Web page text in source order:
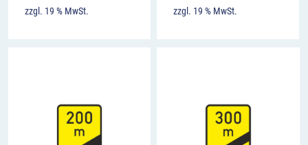
zzgl. 19 % MwSt.
zzgl. 19 % MwSt.